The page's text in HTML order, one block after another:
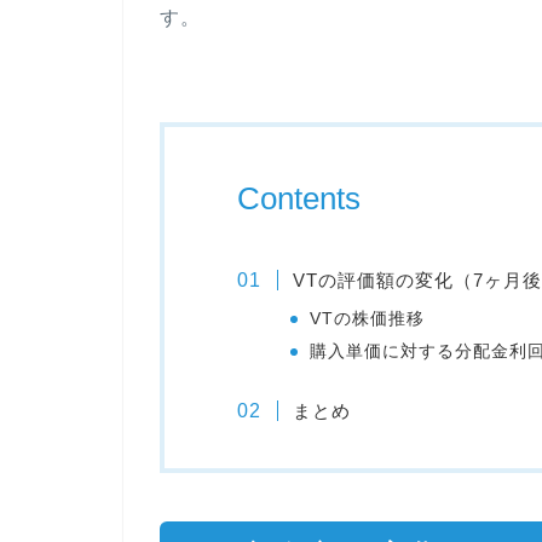
す。
Contents
VTの評価額の変化（7ヶ月後
VTの株価推移
購入単価に対する分配金利
まとめ